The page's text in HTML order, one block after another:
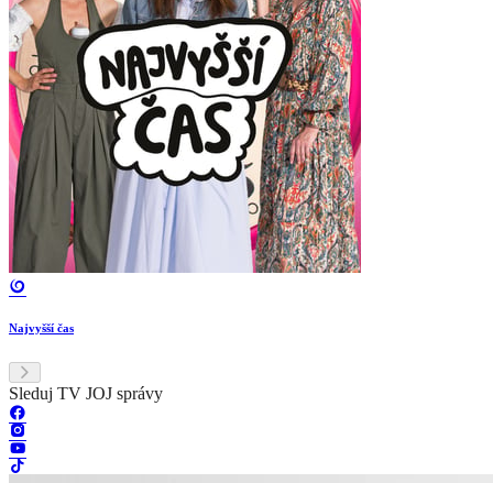
Najvyšší čas
Sleduj TV JOJ správy